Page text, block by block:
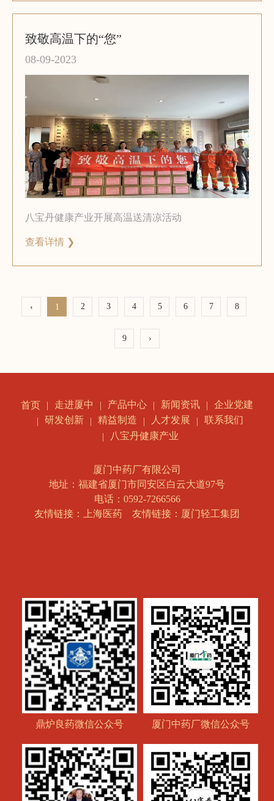
致敬高温下的“您”
08-09-2023
八宝丹健康产业开展高温送清凉活动
查看详情 ❯
‹ 1 2 3 4 5 6 7 8
9 ›
首页 走进厦中 产品中心 新闻资讯
企业党建
研发创新
精益制造 人才发展
联系我们
八宝丹健康产业
厦门中药厂有限公司
地址：福建省厦门市同安区白云大道97号
电话：0592-7266566
友情链接：上海医药
友情链接：厦门轻工集团
鼎炉良药微信公众号 厦门中药厂微信公众号